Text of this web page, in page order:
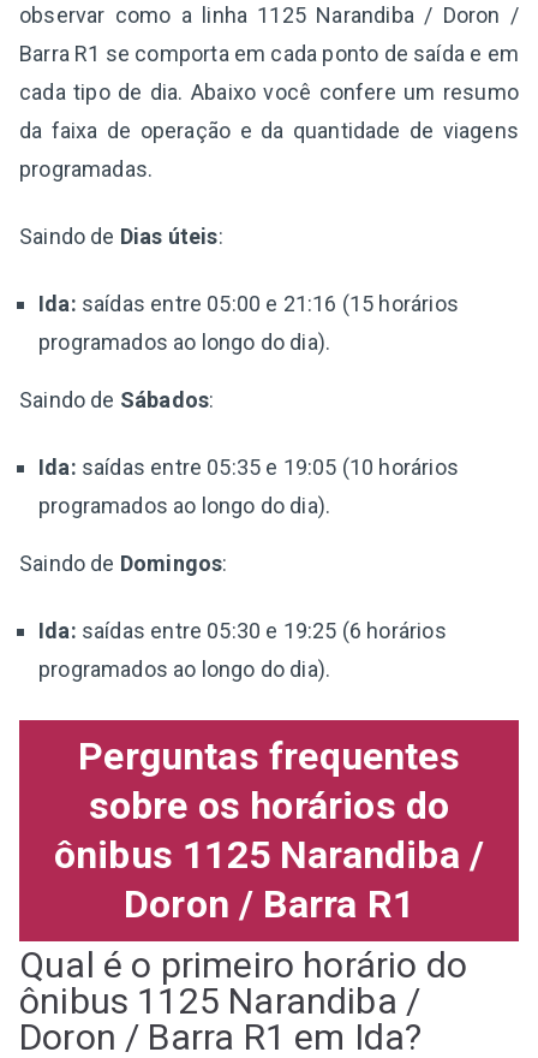
observar como a linha 1125 Narandiba / Doron /
Barra R1 se comporta em cada ponto de saída e em
cada tipo de dia. Abaixo você confere um resumo
da faixa de operação e da quantidade de viagens
programadas.
Saindo de Dias úteis:
Ida: saídas entre 05:00 e 21:16 (15 horários
programados ao longo do dia).
Saindo de Sábados:
Ida: saídas entre 05:35 e 19:05 (10 horários
programados ao longo do dia).
Saindo de Domingos:
Ida: saídas entre 05:30 e 19:25 (6 horários
programados ao longo do dia).
Perguntas frequentes
sobre os horários do
ônibus 1125 Narandiba /
Doron / Barra R1
Qual é o primeiro horário do
ônibus 1125 Narandiba /
Doron / Barra R1 em Ida?